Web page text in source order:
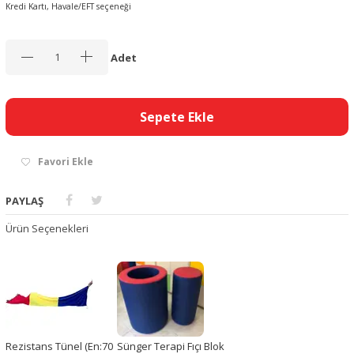
Kredi Kartı, Havale/EFT seçeneği
Adet
Sepete Ekle
Favori Ekle
PAYLAŞ
Ürün Seçenekleri
Rezistans Tünel (En:70 Sünger Terapi Fıçı Blok